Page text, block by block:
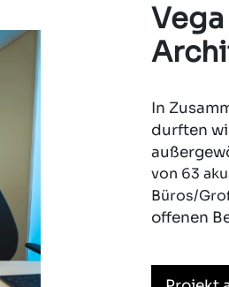
In
durften
von 63
Büros/
offenen